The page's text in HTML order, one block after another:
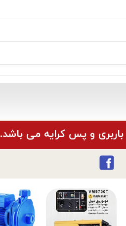
و پس کرایه می باشد.